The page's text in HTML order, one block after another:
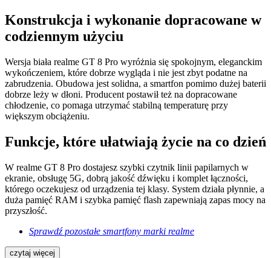
Konstrukcja i wykonanie dopracowane w
codziennym użyciu
Wersja biała realme GT 8 Pro wyróżnia się spokojnym, eleganckim
wykończeniem, które dobrze wygląda i nie jest zbyt podatne na
zabrudzenia. Obudowa jest solidna, a smartfon pomimo dużej baterii
dobrze leży w dłoni. Producent postawił też na dopracowane
chłodzenie, co pomaga utrzymać stabilną temperaturę przy
większym obciążeniu.
Funkcje, które ułatwiają życie na co dzień
W realme GT 8 Pro dostajesz szybki czytnik linii papilarnych w
ekranie, obsługę 5G, dobrą jakość dźwięku i komplet łączności,
którego oczekujesz od urządzenia tej klasy. System działa płynnie, a
duża pamięć RAM i szybka pamięć flash zapewniają zapas mocy na
przyszłość.
Sprawdź pozostałe smartfony marki realme
czytaj więcej